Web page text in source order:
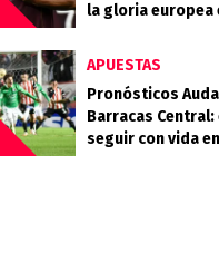
la gloria europea
APUESTAS
Pronósticos
Barracas Central:
seguir con vida